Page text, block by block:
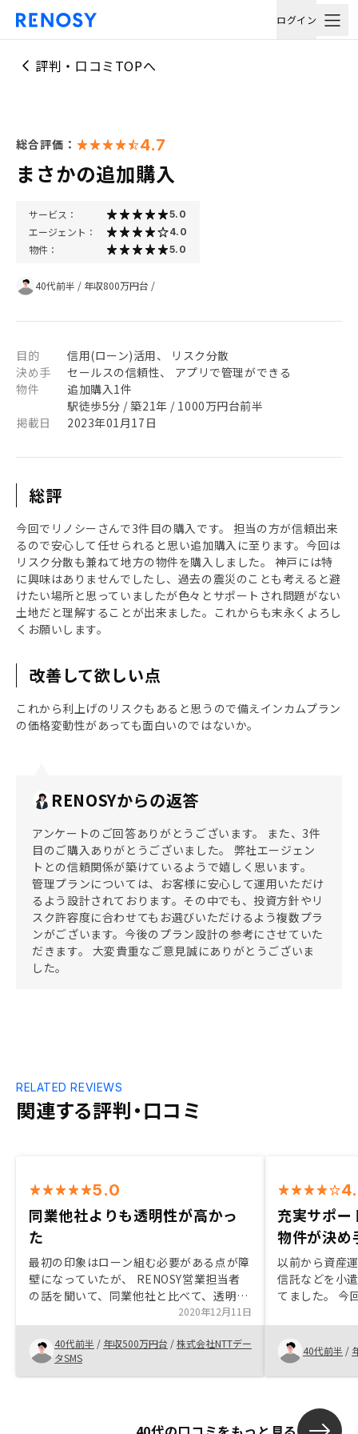
ログイン
評判・口コミTOPへ
総合評価： 4.7
まさかの追加購入
サービス： 5.0
エージェント： 4.0
物件： 5.0
40代前半 / 年収800万円台 /
目的
信用(ローン)活用、 リスク分散
決め手
セールスの信頼性、 アプリで管理ができる
物件
追加購入1件
駅徒歩5分 / 築21年 / 1000万円台前半
掲載日
2023年01月17日
総評
今回でリノシーさんで3件目の購入です。 担当の方が信頼出来
るので安心して任せられると思い追加購入に至ります。今回は
リスク分散も兼ねて地方の物件を購入しました。 神戸には特
に興味はありませんでしたし、過去の震災のことも考えると避
けたい場所と思っていましたが色々とサポートされ問題がない
土地だと理解することが出来ました。これからも末永くよろし
くお願いします。
改善して欲しい点
これから利上げのリスクもあると思うので備えインカムプラン
の価格変動性があっても面白いのではないか。
RENOSYからの返答
アンケートのご回答ありがとうございます。 また、3件
目のご購入ありがとうございました。 弊社エージェン
トとの信頼関係が築けているようで嬉しく思います。
管理プランについては、お客様に安心して運用いただけ
るよう設計されております。その中でも、投資方針やリ
スク許容度に合わせてもお選びいただけるよう複数プラ
ンがございます。今後のプラン設計の参考にさせていた
だきます。 大変貴重なご意見誠にありがとうございま
した。
関連する評判・口コミ
RELATED REVIEWS
5.0
同業他社よりも透明性が高かっ
た
最初の印象はローン組む必要がある点が障
壁になっていたが、 RENOSY営業担当者
の話を聞いて、同業他社と比べて、透明性
（AI含めたIT・データ活用、担当者も
RENOSYオーナ）が高かったこと及び、ロ
ーンも組めるステータスを活かすべきと考
えて、購入の決め手になった。最初のアポ
イント前など、決算月で営業強化している
しまった。 ただし、その後御社のことを
2020年12月11日
40代前半 / 年収500万円台 /株式会社NTTデー
タSMS
充実サポー
物件が決め
以前から資産
信託などを小
てました。 今
説明頂くまで
資で自分には
が、レバレッ
の負担で可能
オーナーのリ
ート体制が充
40代前半 /